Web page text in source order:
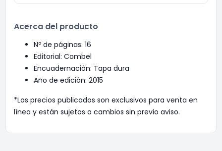
Acerca del producto
Nº de páginas: 16
Editorial: Combel
Encuadernación: Tapa dura
Año de edición: 2015
*Los precios publicados son exclusivos para venta en
línea y están sujetos a cambios sin previo aviso.